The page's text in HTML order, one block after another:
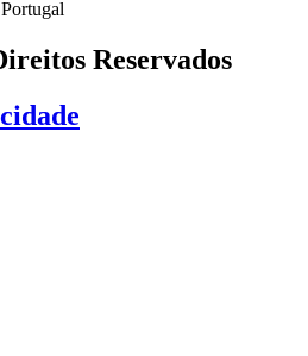
Reservados